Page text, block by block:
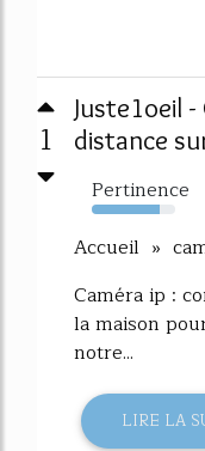
1
Juste1oeil
distance
Pertinence
82%
Accueil »
Caméra ip :
la maison
notre...
LIRE LA